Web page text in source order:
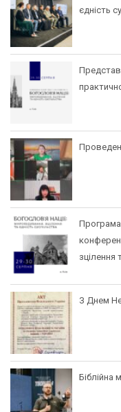
єдність
Програма
зцілення
З Днем
Біблійна